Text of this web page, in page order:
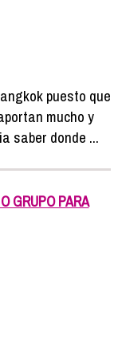
puesto que
mucho y
saber donde ...
GRUPO PARA